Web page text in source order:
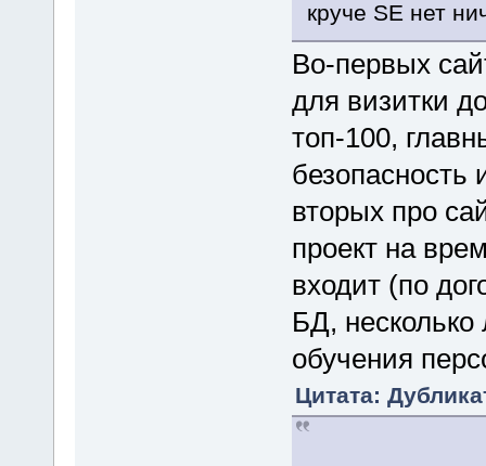
круче SE нет
Во-первых
для визитки
топ-100,
безопасность
вторых про
проект на
входит (по
БД, несколько
обучения
Цитата: